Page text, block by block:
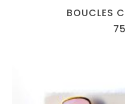
BOUCLES